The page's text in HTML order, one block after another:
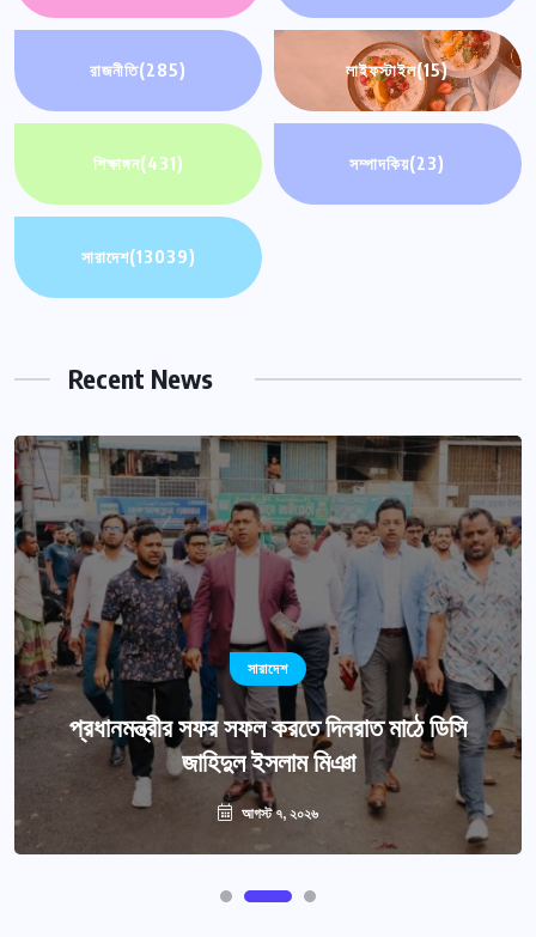
রাজনীতি(285) লাইফস্টাইল(15)
শিক্ষাঙ্গন(431) সম্পাদকিয়(23)
সারাদেশ(13039)
Recent News
সারাদেশ
প্রধানমন্ত্রীর সফর সফল করতে দিনরাত মাঠে ডিসি
জাহিদুল ইসলাম মিঞা
আগস্ট ৭, ২০২৬